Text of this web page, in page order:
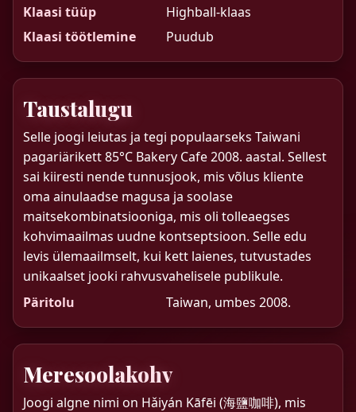
Klaasi tüüp
Highball-klaas
Klaasi töötlemine
Puudub
Taustalugu
Selle joogi leiutas ja tegi populaarseks Taiwani
pagariärikett 85°C Bakery Cafe 2008. aastal. Sellest
sai kiiresti nende tunnusjook, mis võlus kliente
oma ainulaadse magusa ja soolase
maitsekombinatsiooniga, mis oli tolleaegses
kohvimaailmas uudne kontseptsioon. Selle edu
levis ülemaailmselt, kui kett laienes, tutvustades
unikaalset jooki rahvusvahelisele publikule.
Päritolu
Taiwan, umbes 2008.
Meresoolakohv
Joogi algne nimi on Hǎiyán Kāfēi (海鹽咖啡), mis